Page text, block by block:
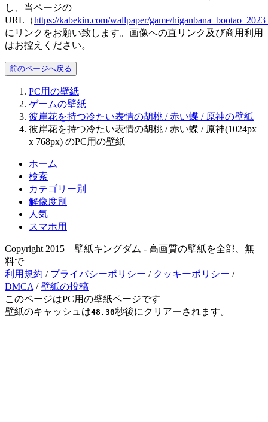
し、当ページの
URL（https://kabekin.com/wallpaper/game/
にリンクをお願い致します。画像への直リンク及び商用利用
はお控えください。
前のページへ戻る
PC用の壁紙
ゲームの壁紙
彼岸花を持つ冷たい表情の胡桃 / 赤い蝶 / 原神の壁紙
彼岸花を持つ冷たい表情の胡桃 / 赤い蝶 / 原神(1024px
x 768px) のPC用の壁紙
ホーム
検索
カテゴリー別
解像度別
人気
スマホ用
Copyright 2015 – 壁紙キングダム - 高画質の壁紙を全部、無
料で
利用規約 / プライバシーポリシー / クッキーポリシー /
DMCA /壁紙の投稿
このページはPC用の壁紙ページです
壁紙のキャッシュは48.30秒後にクリアーされます。